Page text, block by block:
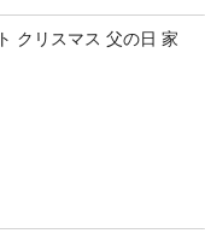
クリスマス 父の日 家